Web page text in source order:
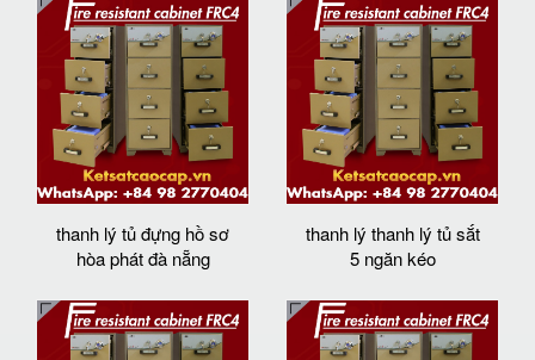
thanh lý tủ đựng hồ sơ
hòa phát đà nẵng
thanh lý thanh lý tủ sắt
5 ngăn kéo